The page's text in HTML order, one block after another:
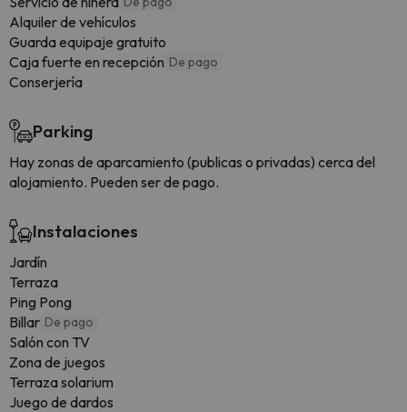
Alquiler de vehículos
Guarda equipaje gratuito
Caja fuerte en recepción De pago
Conserjería
Parking
Hay zonas de aparcamiento (publicas o privadas) cerca del
alojamiento. Pueden ser de pago.
Instalaciones
Jardín
Terraza
Ping Pong
Billar De pago
Salón con TV
Zona de juegos
Terraza solarium
Juego de dardos